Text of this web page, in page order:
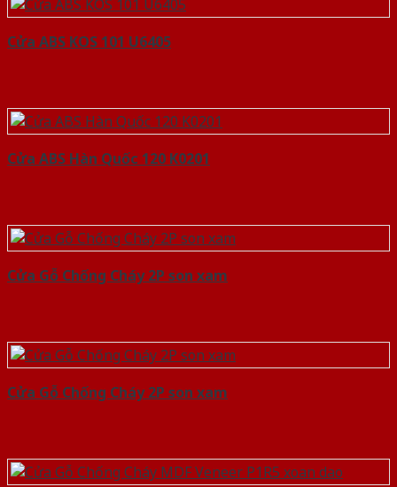
Cửa ABS KOS 101 U6405
Cửa ABS Hàn Quốc 120 K0201
Cửa Gỗ Chống Cháy 2P son xam
Cửa Gỗ Chống Cháy 2P son xam